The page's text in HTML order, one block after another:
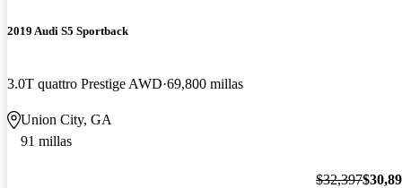
2019 Audi S5 Sportback
3.0T quattro Prestige AWD 69,800 millas
Union City, GA
91 millas
$32,397